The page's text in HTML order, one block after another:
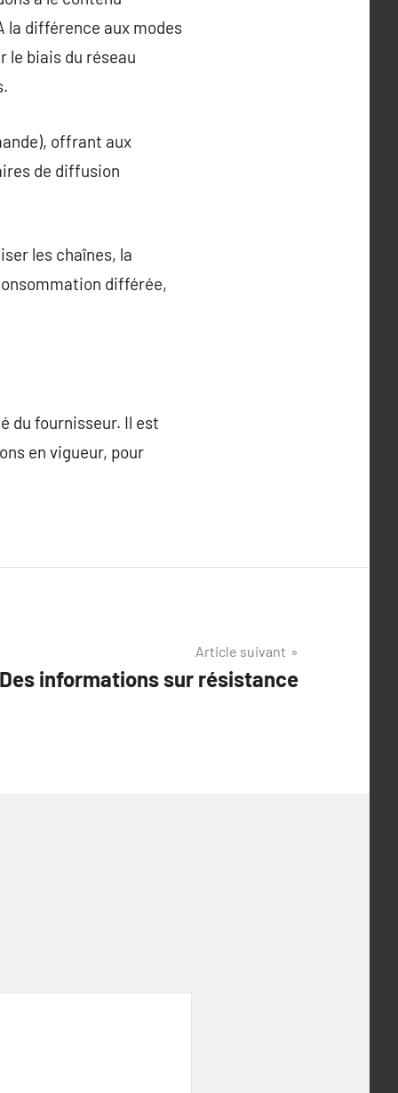
la différence aux modes
le biais du réseau
offrant aux
de diffusion
les chaînes, la
différée,
du fournisseur. Il est
en vigueur, pour
Article suivant
Des informations sur résistance